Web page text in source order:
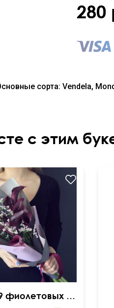
280
сорта: Vendela,
с этим
Букет из 9 фиолетовых калл с ветками лимониума